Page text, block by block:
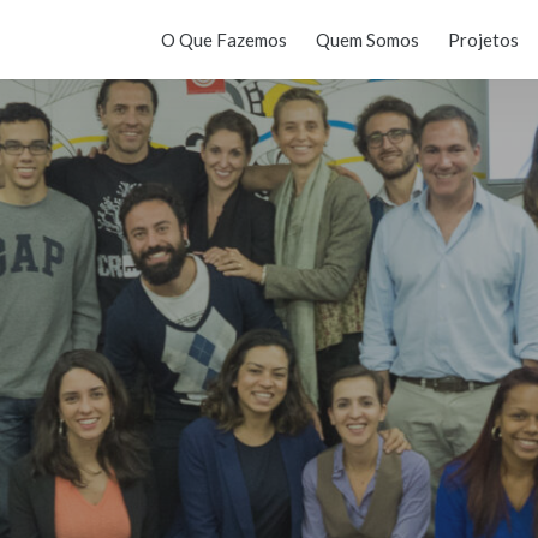
O Que Fazemos Quem Somos Projetos